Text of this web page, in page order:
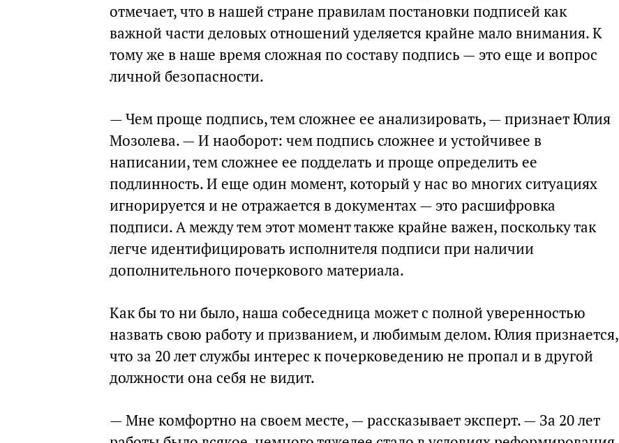
отмечает, что в нашей стране правилам постановки подписей как
важной части деловых отношений уделяется крайне мало внимания. К
тому же в наше время сложная по составу подпись — это еще и вопрос
личной безопасности.
— Чем проще подпись, тем сложнее ее анализировать, — признает Юлия
Мозолева. — И наоборот: чем подпись сложнее и устойчивее в
написании, тем сложнее ее подделать и проще определить ее
подлинность. И еще один момент, который у нас во многих ситуациях
игнорируется и не отражается в документах — это расшифровка
подписи. А между тем этот момент также крайне важен, поскольку так
легче идентифицировать исполнителя подписи при наличии
дополнительного почеркового материала.
Как бы то ни было, наша собеседница может с полной уверенностью
назвать свою работу и призванием, и любимым делом. Юлия признается,
что за 20 лет службы интерес к почерковедению не пропал и в другой
должности она себя не видит.
— Мне комфортно на своем месте, — рассказывает эксперт. — За 20 лет